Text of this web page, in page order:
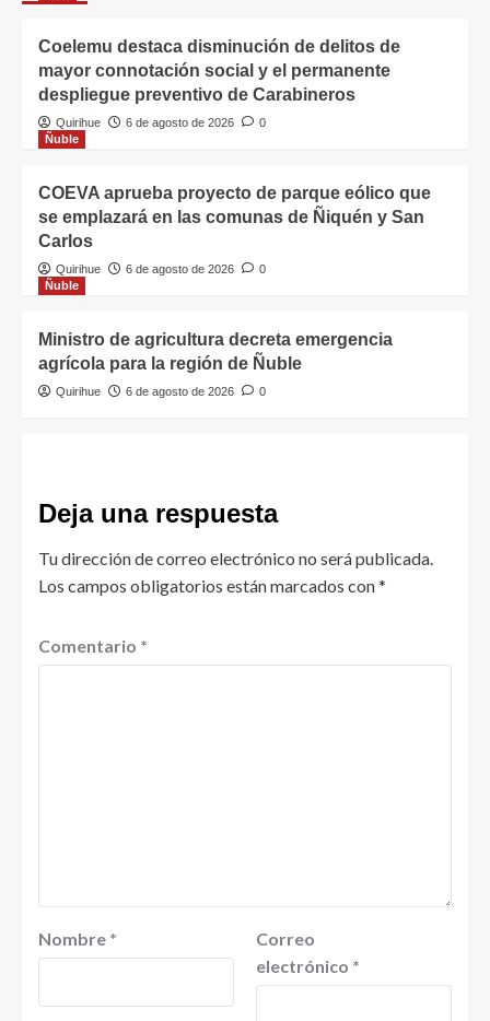
Coelemu destaca disminución de delitos de
mayor connotación social y el permanente
despliegue preventivo de Carabineros
Quirihue 6 de agosto de 2026
0
Ñuble
COEVA aprueba proyecto de parque eólico que
se emplazará en las comunas de Ñiquén y San
Carlos
Quirihue 6 de agosto de 2026
0
Ñuble
Ministro de agricultura decreta emergencia
agrícola para la región de Ñuble
Quirihue 6 de agosto de 2026 0
Deja una respuesta
Tu dirección de correo electrónico no será publicada.
Los campos obligatorios están marcados con*
Comentario *
Nombre *
Correo
electrónico *